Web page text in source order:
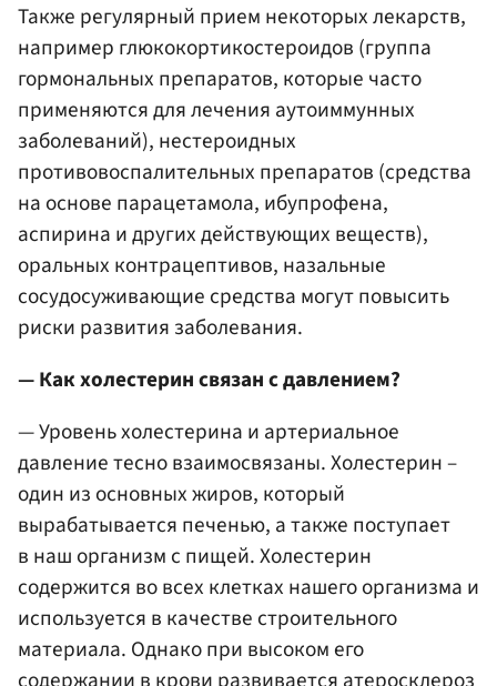
Также регулярный прием некоторых лекарств,
например глюкокортикостероидов (группа
гормональных препаратов, которые часто
применяются для лечения аутоиммунных
заболеваний), нестероидных
противовоспалительных препаратов (средства
на основе парацетамола, ибупрофена,
аспирина и других действующих веществ),
оральных контрацептивов, назальные
сосудосуживающие средства могут повысить
риски развития заболевания.
— Как холестерин связан с давлением?
— Уровень холестерина и артериальное
давление тесно взаимосвязаны. Холестерин –
один из основных жиров, который
вырабатывается печенью, а также поступает
в наш организм с пищей. Холестерин
содержится во всех клетках нашего организма и
используется в качестве строительного
материала. Однако при высоком его